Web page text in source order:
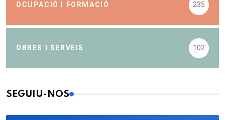
OCUPACIÓ I FORMACIÓ 235
OBRES I SERVEIS 102
SEGUIU-NOS